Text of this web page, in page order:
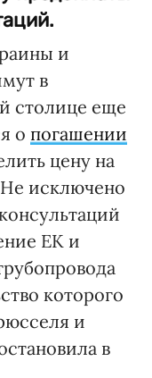
и
в
столице еще
о погашении
цену на
исключено
ЕК и
которого
и
в